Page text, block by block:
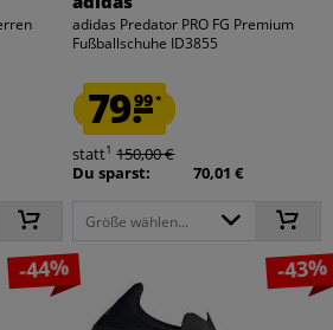
adidas Predator PRO FG Premium
Fußballschuhe ID3855
79.99*
statt1 150,00 €
Du sparst:
70,01 €
Größe wählen...
-44% -43%